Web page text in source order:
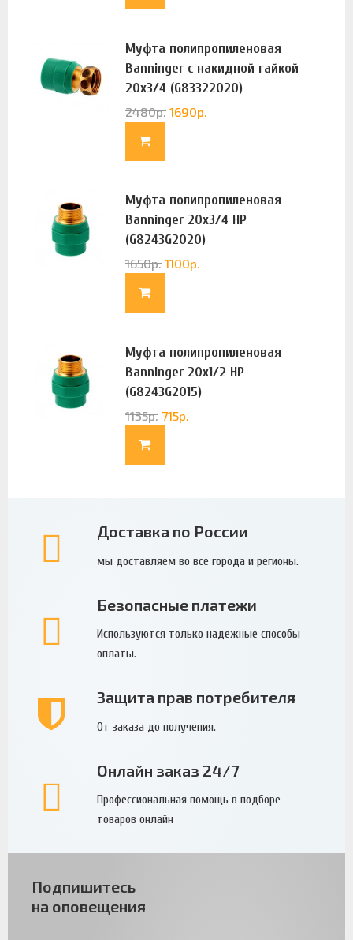
Муфта полипропиленовая
Banninger с накидной гайкой
20х3/4 (G83322020)
2480р. 1690р.
Муфта полипропиленовая
Banninger 20х3/4 НР
(G8243G2020)
1650р. 1100р.
Муфта полипропиленовая
Banninger 20х1/2 НР
(G8243G2015)
1135р. 715р.
Доставка по России
мы доставляем во все города и регионы.
Безопасные платежи
Используются только надежные способы
оплаты.
Защита прав потребителя
От заказа до получения.
Онлайн заказ 24/7
Профессиональная помощь в подборе
товаров онлайн
Подпишитесь
на оповещения